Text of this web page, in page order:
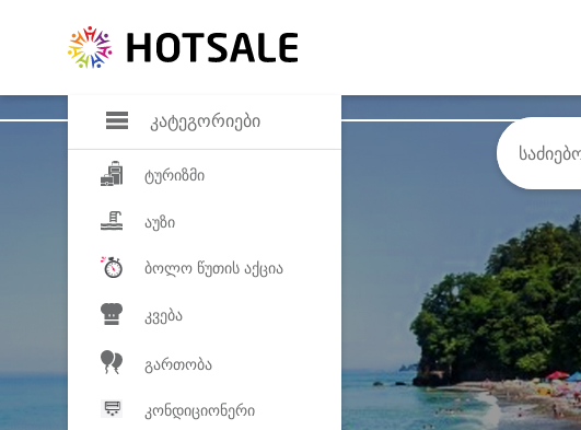
კატეგორიები
ტურიზმი
აუზი
ბოლო წუთის აქცია
კვება
გართობა
კონდიციონერი